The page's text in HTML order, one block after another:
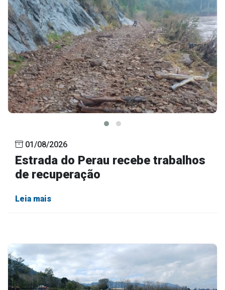
01/08/2026
Estrada do Perau recebe trabalhos
de recuperação
Leia mais